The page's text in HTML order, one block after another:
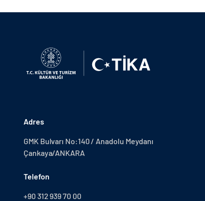
Adres
GMK Bulvarı No:140 / Anadolu Meydanı
Çankaya/ANKARA
Telefon
+90 312 939 70 00